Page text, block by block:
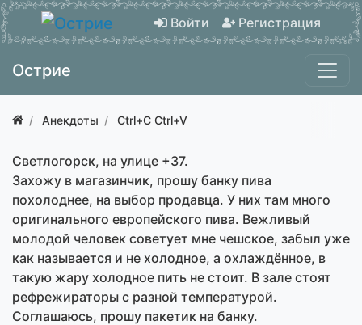
Войти Регистрация
Острие
Анекдоты Ctrl+C Ctrl+V
Светлогорск, на улице +37.
Захожу в магазинчик, прошу банку пива
похолоднее, на выбор продавца. У них там много
оригинального европейского пива. Вежливый
молодой человек советует мне чешское, забыл уже
как называется и не холодное, а охлаждённое, в
такую жару холодное пить не стоит. В зале стоят
рефрежираторы с разной температурой.
Соглашаюсь, прошу пакетик на банку.